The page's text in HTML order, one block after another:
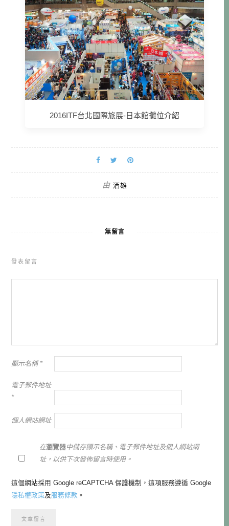
2016ITF台北國際旅展-日本館攤位介紹
由 酒雄
無留言
發表留言
顯示名稱 *
電子郵件地址
*
個人網站網址
在瀏覽器中儲存顯示名稱、電子郵件地址及個人網站網
址，以供下次發佈留言時使用。
這個網站採用 Google reCAPTCHA 保護機制，這項服務遵循 Google
隱私權政策及服務條款 。